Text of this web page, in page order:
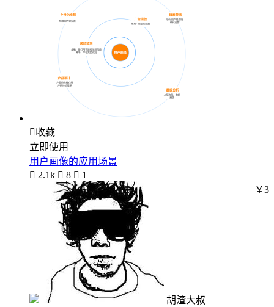
收藏
立即使用
用户画像的应用场景
 2.1k  8  1
胡渣大叔
￥3